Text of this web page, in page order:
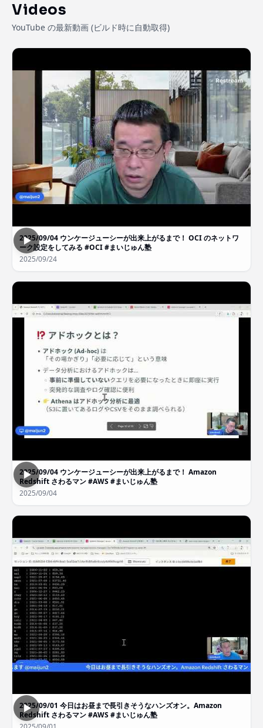
Videos
YouTube の最新動画 (ビルド時に自動取得)
2025/09/04 ウンケージューシーが出来上がるまで！ OCI のネットワ
ーク設定をしてみる #OCI #まいじゅん塾
2025/09/24
2025/09/04 ウンケージューシーが出来上がるまで！ Amazon
Redshift さわるマン #AWS #まいじゅん塾
2025/09/04
2025/09/01 今日はお昼まで長引きそうなハンズオン。Amazon
Redshift さわるマン #AWS #まいじゅん塾